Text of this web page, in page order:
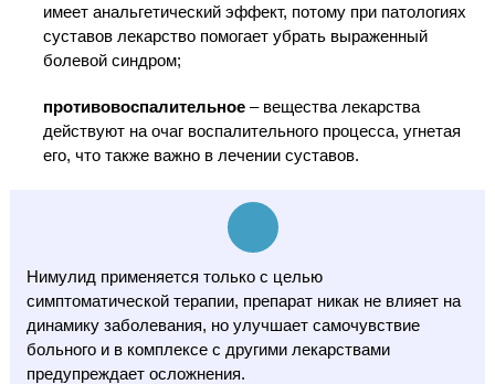
имеет анальгетический эффект, потому при патологиях
суставов лекарство помогает убрать выраженный
болевой синдром;
противовоспалительное– вещества лекарства
действуют на очаг воспалительного процесса, угнетая
его, что также важно в лечении суставов.
Нимулид применяется только с целью
симптоматической терапии, препарат никак не влияет на
динамику заболевания, но улучшает самочувствие
больного и в комплексе с другими лекарствами
предупреждает осложнения.